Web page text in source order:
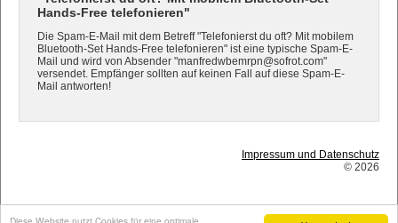
Hands-Free telefonieren"
Die Spam-E-Mail mit dem Betreff "Telefonierst du oft? Mit mobilem
Bluetooth-Set Hands-Free telefonieren" ist eine typische Spam-E-
Mail und wird von Absender "manfredwbemrpn@sofrot.com"
versendet. Empfänger sollten auf keinen Fall auf diese Spam-E-
Mail antworten!
Impressum und Datenschutz
© 2026